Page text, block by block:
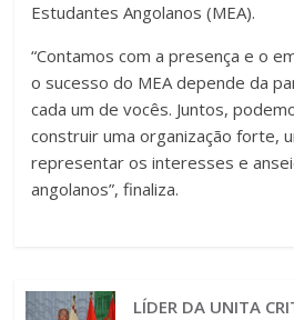
Estudantes Angolanos (MEA).
“Contamos com a presença e o
o sucesso do MEA depende da
cada um de vocês. Juntos,
construir uma organização forte,
representar os interesses e
angolanos”, finaliza.
LÍDER DA UNITA